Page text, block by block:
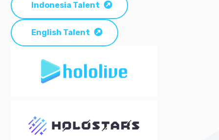
Indonesia Talent
English Talent